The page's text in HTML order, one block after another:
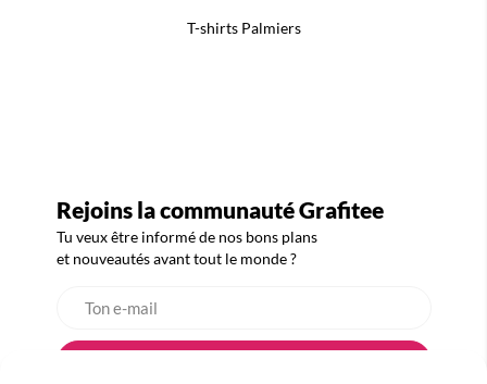
T-shirts Palmiers
Rejoins la communauté Grafitee
Tu veux être informé de nos bons plans
et nouveautés avant tout le monde ?